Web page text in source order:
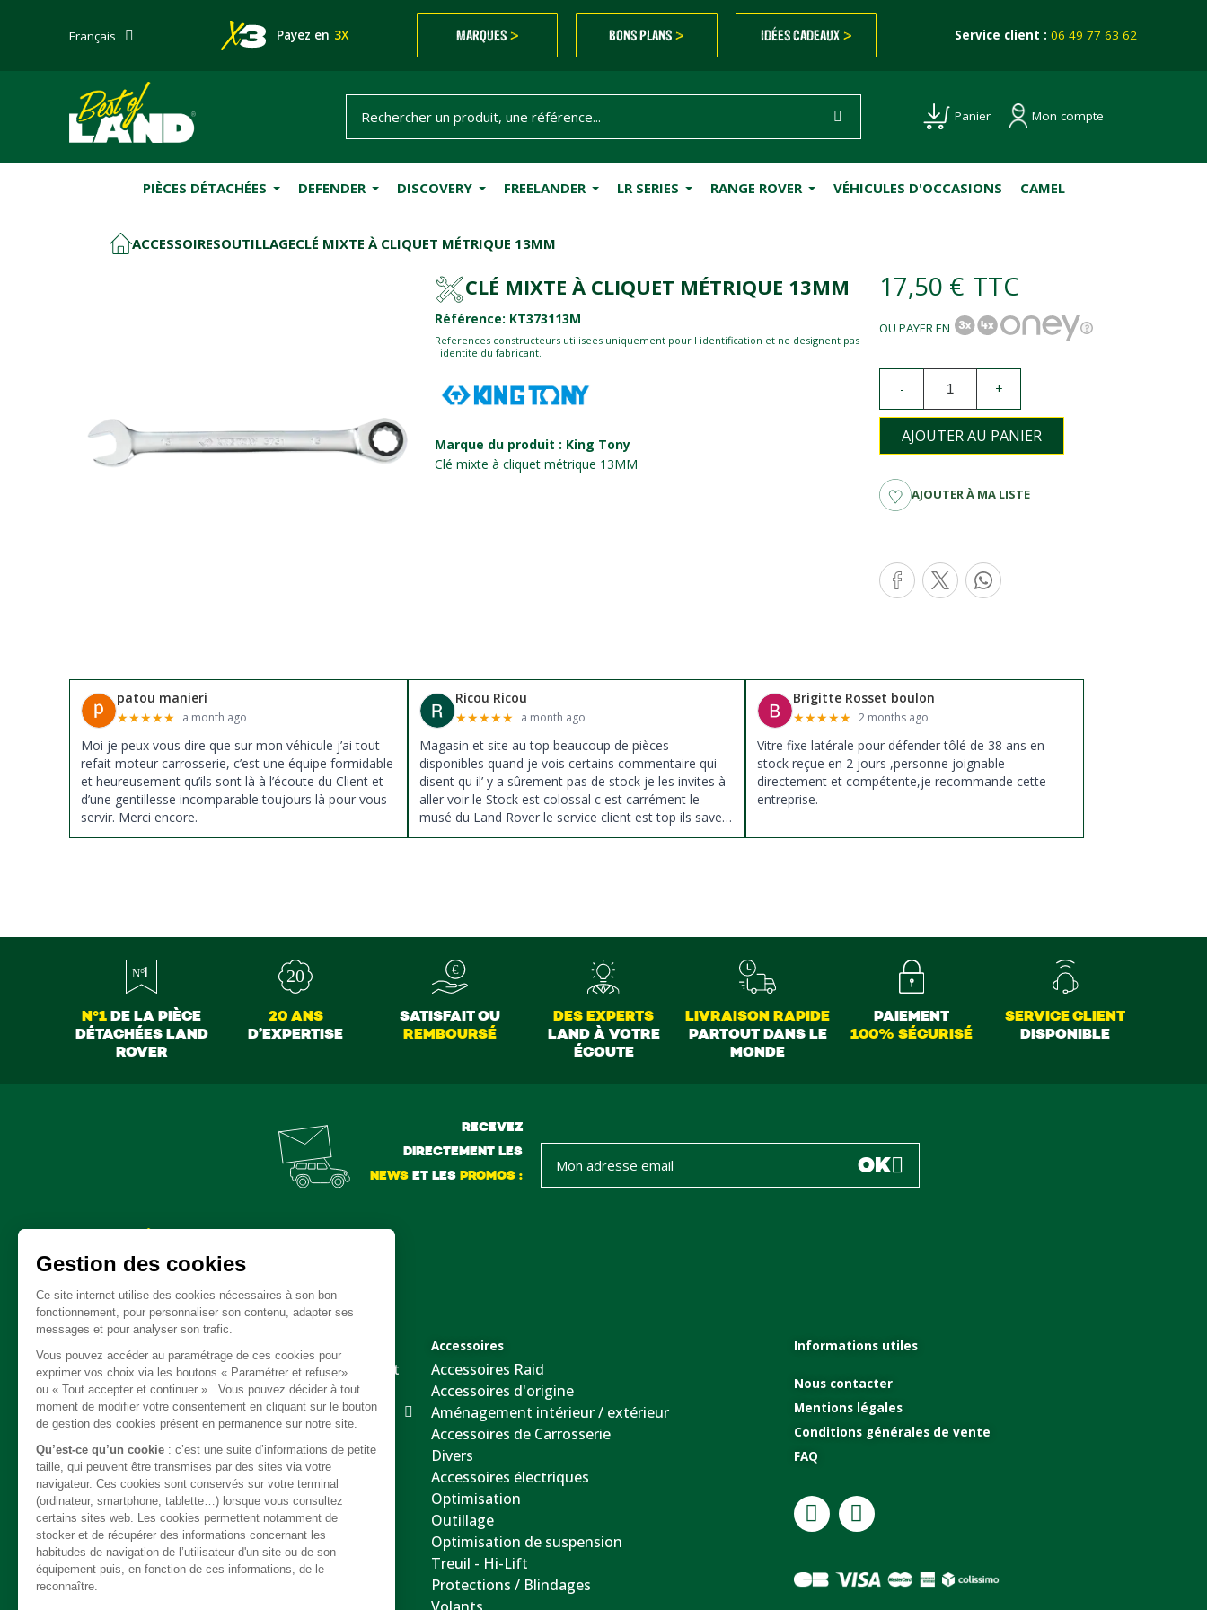
Français Payez en 3X MARQUES > BONS PLANS > IDÉES CADEAUX > Service client :06 49 77 63 62
Panier Mon compte
PIÈCES DÉTACHÉES DEFENDER DISCOVERY FREELANDER LR SERIES RANGE ROVER VÉHICULES D'OCCASIONS CAMEL
ACCESSOIRESOUTILLAGECLÉ MIXTE À CLIQUET MÉTRIQUE 13MM
CLÉ MIXTE À CLIQUET MÉTRIQUE 13MM
Référence: KT373113M
References constructeurs utilisees uniquement pour l identification et ne designent pas
l identite du fabricant.
Marque du produit : King Tony
Clé mixte à cliquet métrique 13MM
17,50 € TTC
OU PAYER EN
- +
AJOUTER AU PANIER
AJOUTER À MA LISTE
patou manieri
★★★★★ a month ago
Moi je peux vous dire que sur mon véhicule j’ai tout
refait moteur carrosserie, c’est une équipe formidable
et heureusement qu’ils sont là à l’écoute du Client et
d’une gentillesse incomparable toujours là pour vous
servir. Merci encore.
Ricou Ricou
★★★★★ a month ago
Magasin et site au top beaucoup de pièces
disponibles quand je vois certains commentaire qui
disent qu il’ y a sûrement pas de stock je les invites à
aller voir le Stock est colossal c est carrément le
musé du Land Rover le service client est top ils savent
donné des conseils et ne pousse pas à la vente ils
Brigitte Rosset boulon
★★★★★ 2 months ago
Vitre fixe latérale pour défender tôlé de 38 ans en
stock reçue en 2 jours ,personne joignable
directement et compétente,je recommande cette
entreprise.
N°1DE LA PIÈCE
DÉTACHÉES LAND
ROVER
20 ANS
D’EXPERTISE
SATISFAIT OU
REMBOURSÉ
DES EXPERTS
LAND À VOTRE
ÉCOUTE
LIVRAISON RAPIDE
PARTOUT DANS LE
MONDE
PAIEMENT
100% SÉCURISÉ
SERVICE CLIENT
DISPONIBLE
RECEVEZ
DIRECTEMENT LES
NEWSET LES PROMOS : OK
Embrayage - Boite de vitesse / boite de transfert
Câble
Carrosserie / Chassis
Direction
Echappement
Electricité
Freinage
Intérieur
Moteur
Refroidissement / chauffage / clim
Suspension
Accessoires
Accessoires Raid
Accessoires d'origine
Aménagement intérieur / extérieur
Accessoires de Carrosserie
Divers
Accessoires électriques
Optimisation
Outillage
Optimisation de suspension
Treuil - Hi-Lift
Protections / Blindages
Informations utiles
Nous contacter
Mentions légales
Conditions générales de vente
FAQ